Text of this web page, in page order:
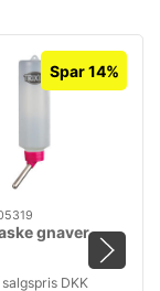
Spar 14%
gnaver
DKK